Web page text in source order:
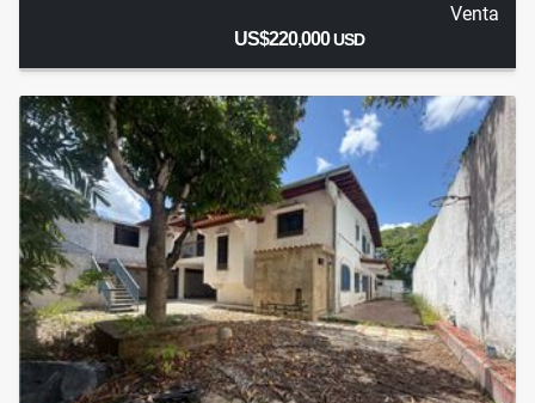
Venta
US$220,000USD